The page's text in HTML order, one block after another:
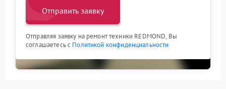
Отправить заявку
Отправляя заявку на ремонт техники REDMOND, Вы
соглашаетесь с Политикой конфиденциальности